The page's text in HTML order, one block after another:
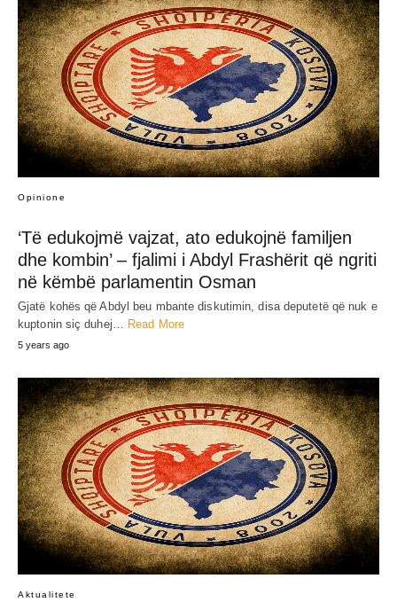
Opinione
‘Të edukojmë vajzat, ato edukojnë familjen
dhe kombin’ – fjalimi i Abdyl Frashërit që ngriti
në këmbë parlamentin Osman
Gjatë kohës që Abdyl beu mbante diskutimin, disa deputetë që nuk e
kuptonin siç duhej… Read More
5 years ago
Aktualitete